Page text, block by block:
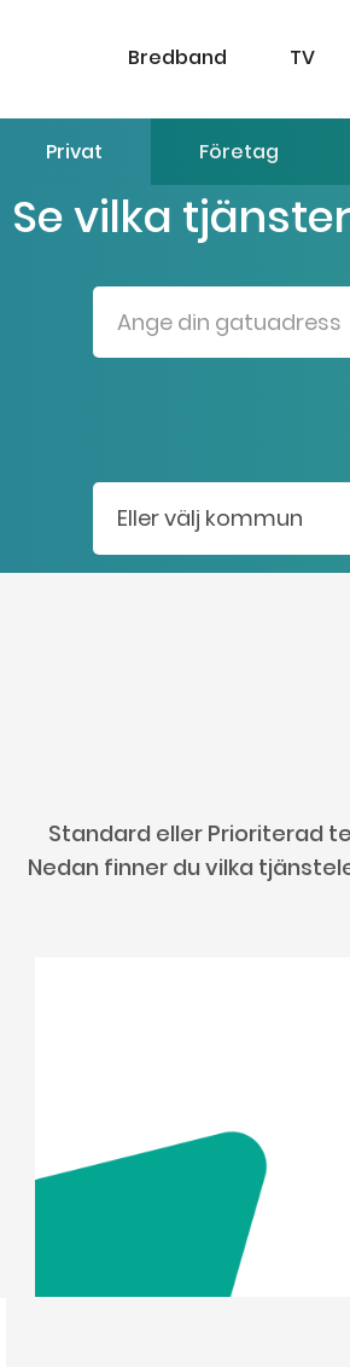
Bredband TV
Privat Företag
Se vilka
Standard eller Prioriterad
Nedan finner du vilka